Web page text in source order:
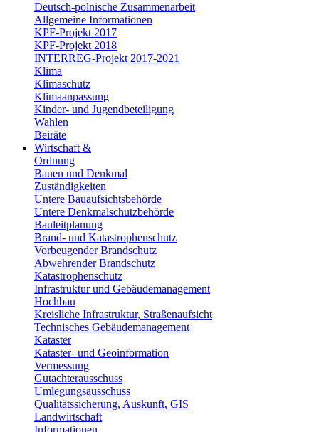
Deutsch-polnische Zusammenarbeit
Allgemeine Informationen
KPF-Projekt 2017
KPF-Projekt 2018
INTERREG-Projekt 2017-2021
Klima
Klimaschutz
Klimaanpassung
Kinder- und Jugendbeteiligung
Wahlen
Beiräte
Wirtschaft &
Ordnung
Bauen und Denkmal
Zuständigkeiten
Untere Bauaufsichtsbehörde
Untere Denkmalschutzbehörde
Bauleitplanung
Brand- und Katastrophenschutz
Vorbeugender Brandschutz
Abwehrender Brandschutz
Katastrophenschutz
Infrastruktur und Gebäudemanagement
Hochbau
Kreisliche Infrastruktur, Straßenaufsicht
Technisches Gebäudemanagement
Kataster
Kataster- und Geoinformation
Vermessung
Gutachterausschuss
Umlegungsausschuss
Qualitätssicherung, Auskunft, GIS
Landwirtschaft
Informationen